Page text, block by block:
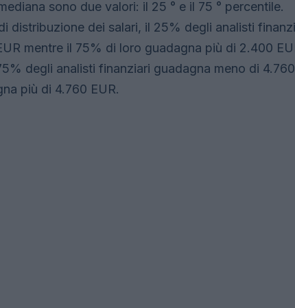
sono due valori: il 25 ° e il 75 ° percentile.
distribuzione dei salari, il 25% degli analisti
mentre il 75% di loro guadagna più di 2.400
degli analisti finanziari guadagna meno di 4.760
più di 4.760 EUR.